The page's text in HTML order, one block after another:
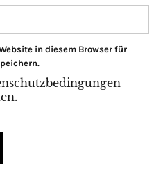
in diesem Browser für